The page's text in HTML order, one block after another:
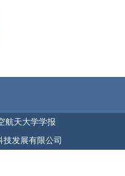
航天大学学报
发展有限公司